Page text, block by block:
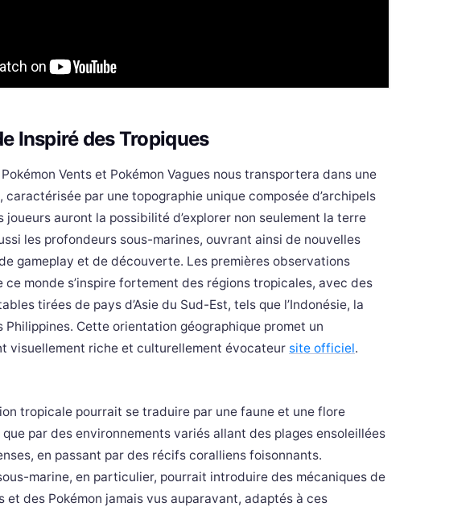
Inspiré des Tropiques
Pokémon Vents et Pokémon Vagues nous transportera dans une
caractérisée par une topographie unique composée d’archipels
joueurs auront la possibilité d’explorer non seulement la terre
les profondeurs sous-marines, ouvrant ainsi de nouvelles
gameplay et de découverte. Les premières observations
ce monde s’inspire fortement des régions tropicales, avec des
tirées de pays d’Asie du Sud-Est, tels que l’Indonésie, la
Philippines. Cette orientation géographique promet un
visuellement riche et culturellement évocateur site officiel.
tropicale pourrait se traduire par une faune et une flore
par des environnements variés allant des plages ensoleillées
en passant par des récifs coralliens foisonnants.
marine, en particulier, pourrait introduire des mécaniques de
et des Pokémon jamais vus auparavant, adaptés à ces